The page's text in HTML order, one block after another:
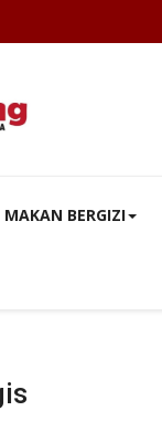
MAKAN BERGIZI